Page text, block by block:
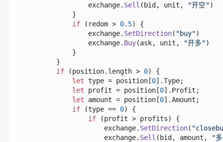
                exchange.
Sell (bid, unit, "开空")
            }
if (redom > 0.5) {
                exchange.
SetDirection( "buy")
                exchange.
Buy(ask, unit, "开多")
            }
        }
if (position. length > 0) {
let type = position[0].Type;
let profit = position[0]. Profit ;
let amount = position[0].Amount ;
if (type == 0) {
if (profit > profits) {
                    exchange.
SetDirection(
                    exchange.
Sell (bid, amount,
"